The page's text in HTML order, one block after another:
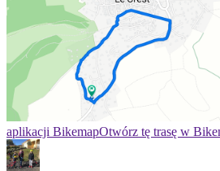
aplikacji BikemapOtwórz tę trasę w